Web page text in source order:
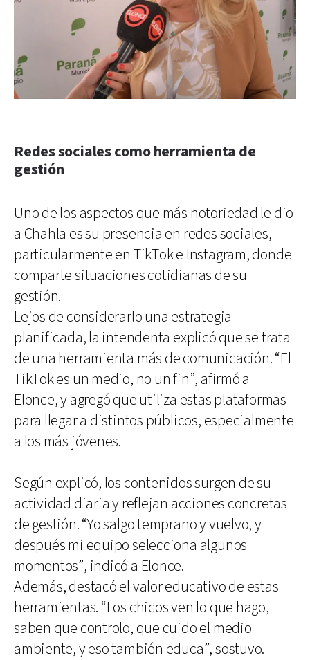
Redes sociales como herramienta de
gestión
Uno de los aspectos que más notoriedad le dio
a Chahla es su presencia en redes sociales,
particularmente en TikTok e Instagram, donde
comparte situaciones cotidianas de su
gestión.
Lejos de considerarlo una estrategia
planificada, la intendenta explicó que se trata
de una herramienta más de comunicación. “El
TikTok es un medio, no un fin”, afirmó a
Elonce, y agregó que utiliza estas plataformas
para llegar a distintos públicos, especialmente
a los más jóvenes.
Según explicó, los contenidos surgen de su
actividad diaria y reflejan acciones concretas
de gestión. “Yo salgo temprano y vuelvo, y
después mi equipo selecciona algunos
momentos”, indicó a Elonce.
Además, destacó el valor educativo de estas
herramientas. “Los chicos ven lo que hago,
saben que controlo, que cuido el medio
ambiente, y eso también educa”, sostuvo.